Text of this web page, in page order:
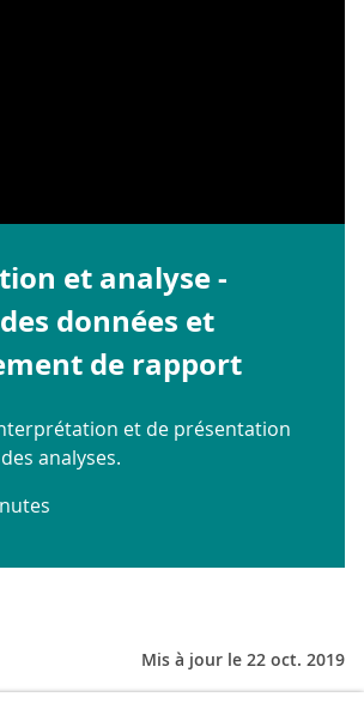
et analyse -
données et
de rapport
et de présentation
analyses.
Mis à jour le 22 oct. 2019